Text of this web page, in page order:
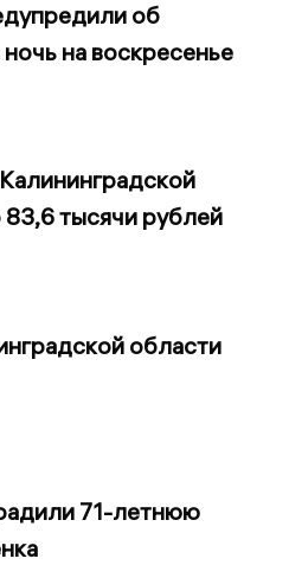
об
на воскресенье
тысячи рублей
области
71-летнюю